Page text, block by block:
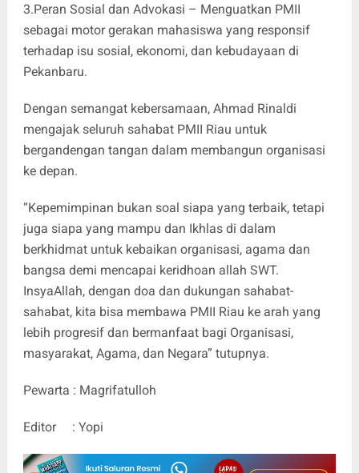
3.Peran Sosial dan Advokasi – Menguatkan PMII
sebagai motor gerakan mahasiswa yang responsif
terhadap isu sosial, ekonomi, dan kebudayaan di
Pekanbaru.
Dengan semangat kebersamaan, Ahmad Rinaldi
mengajak seluruh sahabat PMII Riau untuk
bergandengan tangan dalam membangun organisasi
ke depan.
“Kepemimpinan bukan soal siapa yang terbaik, tetapi
juga siapa yang mampu dan Ikhlas di dalam
berkhidmat untuk kebaikan organisasi, agama dan
bangsa demi mencapai keridhoan allah SWT.
InsyaAllah, dengan doa dan dukungan sahabat-
sahabat, kita bisa membawa PMII Riau ke arah yang
lebih progresif dan bermanfaat bagi Organisasi,
masyarakat, Agama, dan Negara” tutupnya.
Pewarta : Magrifatulloh
Editor : Yopi